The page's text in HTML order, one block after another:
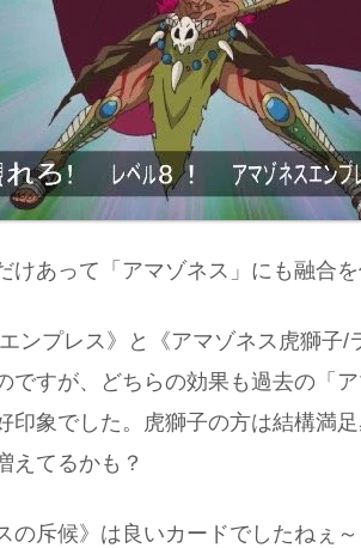
けあって「アマゾネス」にも融合
エンプレス》と《アマゾネス虎獅子
ですが、どちらの効果も過去の「
印象でした。虎獅子の方は結構満
えてるかも？
の斥候》は良いカードでしたねぇ～